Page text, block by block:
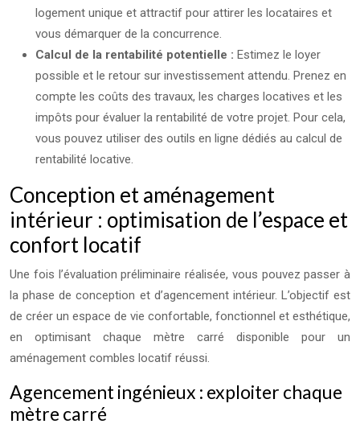
logement unique et attractif pour attirer les locataires et
vous démarquer de la concurrence.
Calcul de la rentabilité potentielle : Estimez le loyer
possible et le retour sur investissement attendu. Prenez en
compte les coûts des travaux, les charges locatives et les
impôts pour évaluer la rentabilité de votre projet. Pour cela,
vous pouvez utiliser des outils en ligne dédiés au calcul de
rentabilité locative.
Conception et aménagement
intérieur : optimisation de l’espace et
confort locatif
Une fois l’évaluation préliminaire réalisée, vous pouvez passer à
la phase de conception et d’agencement intérieur. L’objectif est
de créer un espace de vie confortable, fonctionnel et esthétique,
en optimisant chaque mètre carré disponible pour un
aménagement combles locatif réussi.
Agencement ingénieux : exploiter chaque
mètre carré